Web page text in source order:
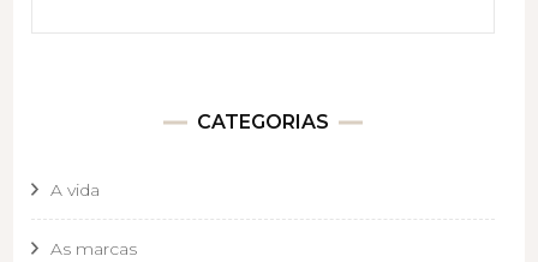
CATEGORIAS
A vida
As marcas